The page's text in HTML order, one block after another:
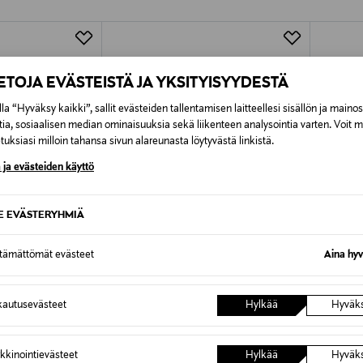
EVÄSTEISTÄ JA YKSITYISYYDESTÄ
“Hyväksy kaikki”, sallit evästeiden tallentamisen laitteellesi sisällön ja
sosiaalisen median ominaisuuksia sekä liikenteen analysointia varten. Voit
milloin tahansa sivun alareunasta löytyvästä linkistä.
ja evästeiden käyttö
EVÄSTERYHMIÄ
evästeet Aina
Hylkää
Hylkää
Alk. 6,90 €, kun toimitus on
Bird-pyjama 2-osainen
Teens
Original
37,99 €